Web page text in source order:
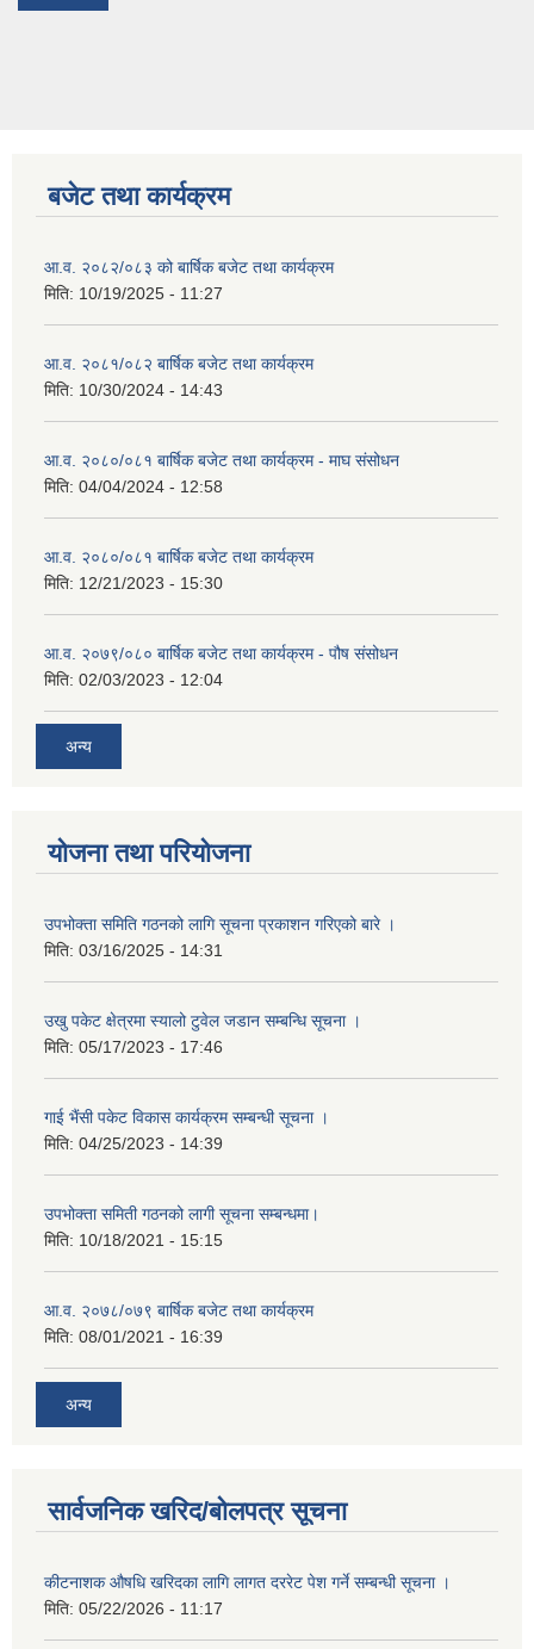
बजेट तथा कार्यक्रम
आ.व. २०८२/०८३ को बार्षिक बजेट तथा कार्यक्रम
मिति: 10/19/2025 - 11:27
आ.व. २०८१/०८२ बार्षिक बजेट तथा कार्यक्रम
मिति: 10/30/2024 - 14:43
आ.व. २०८०/०८१ बार्षिक बजेट तथा कार्यक्रम - माघ संसोधन
मिति: 04/04/2024 - 12:58
आ.व. २०८०/०८१ बार्षिक बजेट तथा कार्यक्रम
मिति: 12/21/2023 - 15:30
आ.व. २०७९/०८० बार्षिक बजेट तथा कार्यक्रम - पौष संसोधन
मिति: 02/03/2023 - 12:04
अन्य
योजना तथा परियोजना
उपभोक्ता समिति गठनको लागि सूचना प्रकाशन गरिएको बारे ।
मिति: 03/16/2025 - 14:31
उखु पकेट क्षेत्रमा स्यालो टुवेल जडान सम्बन्धि सूचना ।
मिति: 05/17/2023 - 17:46
गाई भैंसी पकेट विकास कार्यक्रम सम्बन्धी सूचना ।
मिति: 04/25/2023 - 14:39
उपभोक्ता समिती गठनको लागी सूचना सम्बन्धमा।
मिति: 10/18/2021 - 15:15
आ.व. २०७८/०७९ बार्षिक बजेट तथा कार्यक्रम
मिति: 08/01/2021 - 16:39
अन्य
सार्वजनिक खरिद/बोलपत्र सूचना
कीटनाशक औषधि खरिदका लागि लागत दररेट पेश गर्ने सम्बन्धी सूचना ।
मिति: 05/22/2026 - 11:17